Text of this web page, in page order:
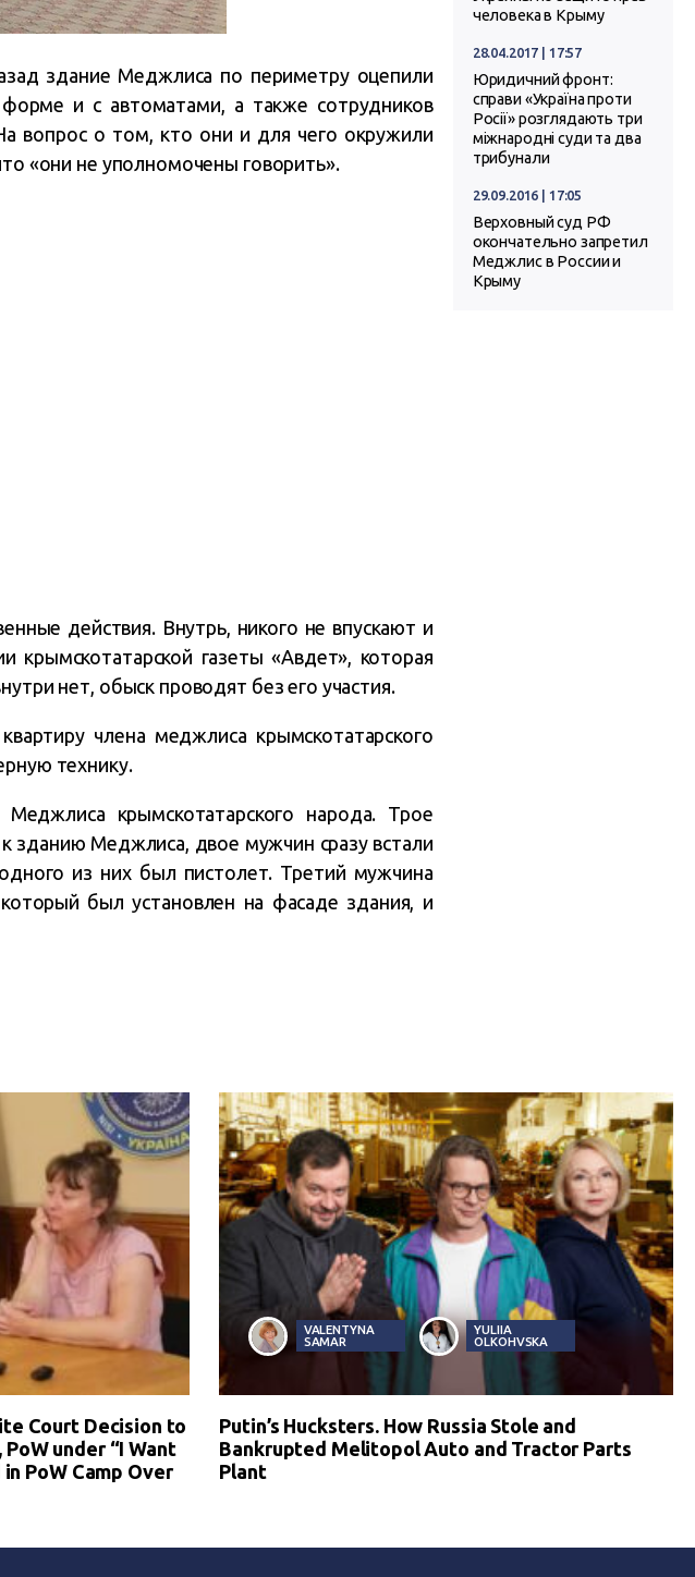
здание Меджлиса по периметру оцепили
и с автоматами, а также сотрудников
вопрос о том, кто они и для чего окружили
«они не уполномочены говорить».
действия. Внутрь, никого не впускают и
крымскотатарской газеты «Авдет», которая
нет, обыск проводят без его участия.
члена меджлиса крымскотатарского
технику.
крымскотатарского народа. Трое
зданию Меджлиса, двое мужчин сразу встали
из них был пистолет. Третий мужчина
был установлен на фасаде здания, и
человека в Крыму
28.04.2017 | 17:57
Юридичний фронт:
справи «Україна проти
Росії» розглядають три
міжнародні суди та два
трибунали
29.09.2016 | 17:05
Верховный суд РФ
окончательно запретил
Меджлис в России и
Крыму
Court Decision to
under “I Want
PoW Camp Over
VALENTYNA
SAMAR
YULIIA
OLKOHVSKA
Putin’s Hucksters. How Russia Stole and
Bankrupted Melitopol Auto and Tractor Parts
Plant